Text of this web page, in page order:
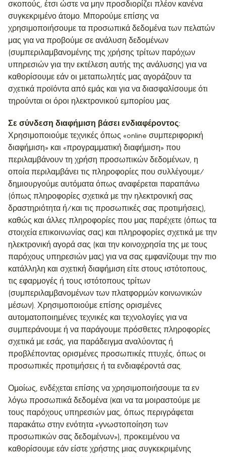
σκοπούς, έτσι ώστε να μην προσδιορίζει πλέον κανένα
συγκεκριμένο άτομο. Μπορούμε επίσης να
χρησιμοποιήσουμε τα προσωπικά δεδομένα των πελατών
μας για να προβούμε σε ανάλυση δεδομένων
(συμπεριλαμβανομένης της χρήσης τρίτων παρόχων
υπηρεσιών για την εκτέλεση αυτής της ανάλυσης) για να
καθορίσουμε εάν οι μεταπωλητές μας αγοράζουν τα
σχετικά προϊόντα από εμάς και για να διασφαλίσουμε ότι
τηρούνται οι όροι ηλεκτρονικού εμπορίου μας.
Σε σύνδεση διαφήμιση βάσει ενδιαφέροντος:
Χρησιμοποιούμε τεχνικές όπως «online συμπεριφορική
διαφήμιση» και «προγραμματική διαφήμιση» που
περιλαμβάνουν τη χρήση προσωπικών δεδομένων, η
οποία περιλαμβάνει τις πληροφορίες που συλλέγουμε/
δημιουργούμε αυτόματα όπως αναφέρεται παραπάνω
(όπως πληροφορίες σχετικά με την ηλεκτρονική σας
δραστηριότητα ή/και τις προσωπικές σας προτιμήσεις),
καθώς και άλλες πληροφορίες που μας παρέχετε (όπως τα
στοιχεία επικοινωνίας σας) και πληροφορίες σχετικά με την
ηλεκτρονική αγορά σας (και την κοινοχρησία της με τους
παρόχους υπηρεσιών μας) για να σας εμφανίζουμε την πιο
κατάλληλη και σχετική διαφήμιση είτε στους ιστότοπους,
τις εφαρμογές ή τους ιστότοπους τρίτων
(συμπεριλαμβανομένων των πλατφορμών κοινωνικών
μέσων). Χρησιμοποιούμε επίσης ορισμένες
αυτοματοποιημένες τεχνικές και τεχνολογίες για να
συμπεράνουμε ή να παράγουμε πρόσθετες πληροφορίες
σχετικά με εσάς, για παράδειγμα αναλύοντας ή
προβλέποντας ορισμένες προσωπικές πτυχές, όπως οι
προσωπικές προτιμήσεις ή τα ενδιαφέροντά σας.
Ομοίως, ενδέχεται επίσης να χρησιμοποιήσουμε τα εν
λόγω προσωπικά δεδομένα (και να τα μοιραστούμε με
τους παρόχους υπηρεσιών μας, όπως περιγράφεται
παρακάτω στην ενότητα «γνωστοποίηση των
προσωπικών σας δεδομένων»), προκειμένου να
καθορίσουμε εάν είστε χρήστης μιας συγκεκριμένης